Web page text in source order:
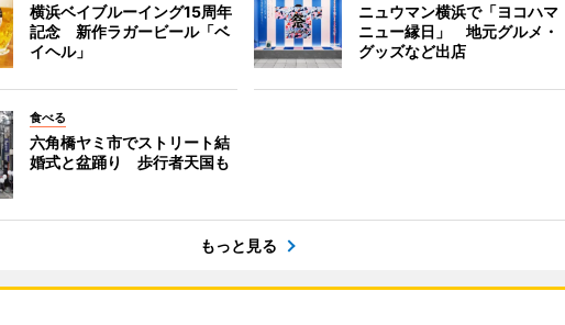
横浜ベイブルーイング15周年
記念 新作ラガービール「ベ
イヘル」
ニュウマン横浜で「ヨコハマ
ニュー縁日」 地元グルメ・
グッズなど出店
食べる
六角橋ヤミ市でストリート結
婚式と盆踊り 歩行者天国も
もっと見る